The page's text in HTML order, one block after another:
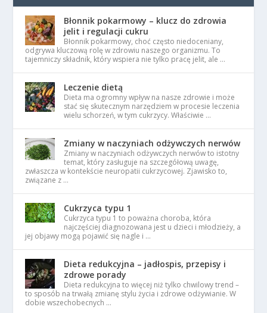
Błonnik pokarmowy – klucz do zdrowia
jelit i regulacji cukru
Błonnik pokarmowy, choć często niedoceniany,
odgrywa kluczową rolę w zdrowiu naszego organizmu. To
tajemniczy składnik, który wspiera nie tylko pracę jelit, ale …
Leczenie dietą
Dieta ma ogromny wpływ na nasze zdrowie i może
stać się skutecznym narzędziem w procesie leczenia
wielu schorzeń, w tym cukrzycy. Właściwie …
Zmiany w naczyniach odżywczych nerwów
Zmiany w naczyniach odżywczych nerwów to istotny
temat, który zasługuje na szczegółową uwagę,
zwłaszcza w kontekście neuropatii cukrzycowej. Zjawisko to,
związane z …
Cukrzyca typu 1
Cukrzyca typu 1 to poważna choroba, która
najczęściej diagnozowana jest u dzieci i młodzieży, a
jej objawy mogą pojawić się nagle i …
Dieta redukcyjna – jadłospis, przepisy i
zdrowe porady
Dieta redukcyjna to więcej niż tylko chwilowy trend –
to sposób na trwałą zmianę stylu życia i zdrowe odżywianie. W
dobie wszechobecnych …